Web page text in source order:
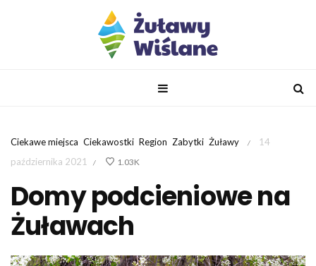
Ciekawe miejsca Ciekawostki Region Zabytki Żuławy /
14
października 2021
/ 1.03K
Domy podcieniowe na
Żuławach